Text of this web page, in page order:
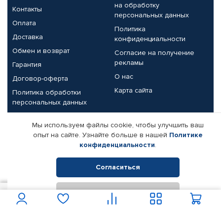
Контакты
Оплата
Доставка
Обмен и возврат
Гарантия
Договор-оферта
Политика обработки
персональных данных
на обработку
персональных данных
Политика
конфиденциальности
Согласие на получение
рекламы
О нас
Карта сайта
Партнерам
Корпоративным клиентам
Поставщикам
Реквизиты компании
© КАМАЗ ЦЕНТР ДОНЕЦК, 2015-2026. Все права защищены.
Интернет-магазин автомобильных товаров Автопрофи.
Мы используем файлы cookie, чтобы улучшить ваш
опыт на сайте. Узнайте больше в нашей Политике
конфиденциальности.
Согласиться
Отклонить
В корзину